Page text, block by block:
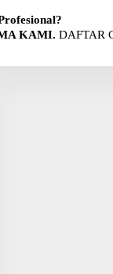
KAMI. DAFTAR